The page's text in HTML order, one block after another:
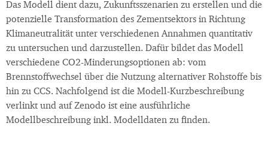
Das Modell dient dazu, Zukunftsszenarien zu erstellen und die
potenzielle Transformation des Zementsektors in Richtung
Klimaneutralität unter verschiedenen Annahmen quantitativ
zu untersuchen und darzustellen. Dafür bildet das Modell
verschiedene CO2-Minderungsoptionen ab: vom
Brennstoffwechsel über die Nutzung alternativer Rohstoffe bis
hin zu CCS. Nachfolgend ist die Modell-Kurzbeschreibung
verlinkt und auf Zenodo ist eine ausführliche
Modellbeschreibung inkl. Modelldaten zu finden.